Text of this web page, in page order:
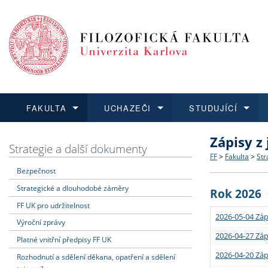
FAKULTA
Dozvědět se více
Struktura
Strategie
Podpora
UCHAZEČI
Podat přihlášku
Co
Učitelské
STUDUJÍCÍ
Dozvědět se více
Rigorózní
Dozvědět se více
O vědě a
Granty a
Dozvědět se více
Aktuální
Strategie a další dokumenty
Bezpečnost
Strategické a dlouhodobé záměry
FF UK pro udržitelnost
Výroční zprávy
Platné vnitřní předpisy FF UK
Rozhodnutí a sdělení děkana, opatření a sdělení
Zápisy
FF > Fakulta >
Rok 2026
2026-05-04
2026-04-27
2026-04-20